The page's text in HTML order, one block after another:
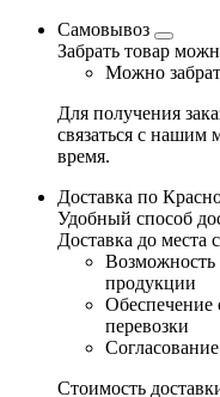
Самовывоз
Забрать товар
Можно
Для получения
связаться с нашим
время.
Доставка по
Удобный способ
Доставка до места
Возможность
продукции
Обеспечение
перевозки
Стоимость